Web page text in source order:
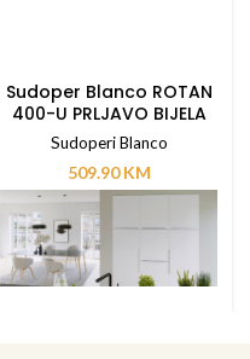
Sudoper Blanco ROTAN
400-U PRLJAVO BIJELA
bez dalj. upravlj.
Sudoperi Blanco
509.90KM